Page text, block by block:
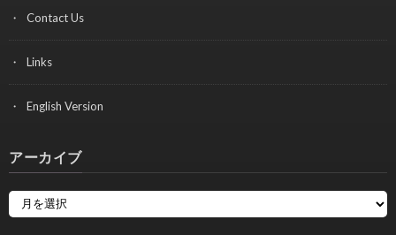
Contact Us
Links
English Version
アーカイブ